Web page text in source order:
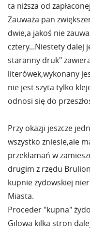
ta niższa od
Zauważa pan
dwie,a jakoś nie
cztery...Niestety dalej
staranny druk"
literówek,wykonany
nie jest szyta tylko
odnosi się do
Przy okazji jeszcze
wszystko zniesie,ale
przekłamań w
drugim z rzędu
kupnie żydowskiej
Miasta.
Proceder "kupna"
Gilowa kilka stron